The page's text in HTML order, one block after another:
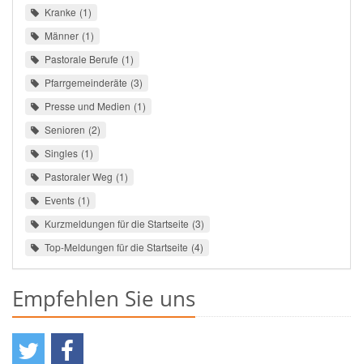
Kranke 1
Männer 1
Pastorale Berufe 1
Pfarrgemeinderäte 3
Presse und Medien 1
Senioren 2
Singles 1
Pastoraler Weg 1
Events 1
Kurzmeldungen für die Startseite 3
Top-Meldungen für die Startseite 4
Empfehlen Sie uns